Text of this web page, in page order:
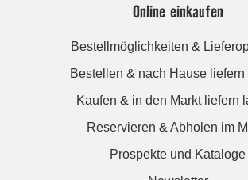
Online einkaufen
Bestellmöglichkeiten &
Bestellen & nach Hause liefern
Kaufen & in den Markt liefern
Reservieren & Abholen im
Prospekte und Kataloge